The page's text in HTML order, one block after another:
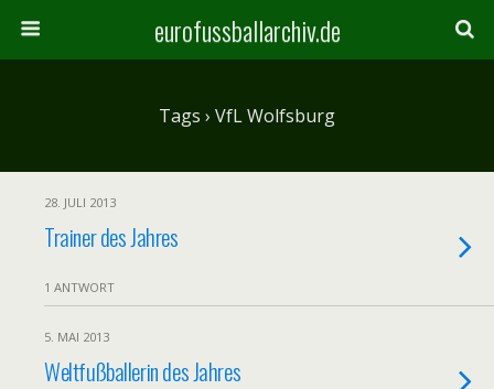
eurofussballarchiv.de
Tags › VfL Wolfsburg
28. JULI 2013
Trainer des Jahres
1 ANTWORT
5. MAI 2013
Weltfußballerin des Jahres